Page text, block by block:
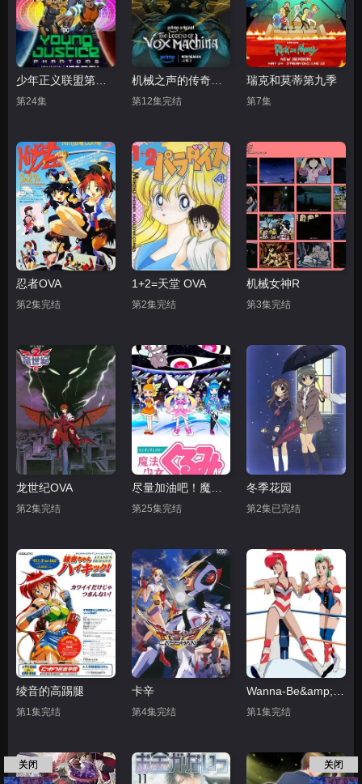
第24集
机械之声的传奇第四季
第12集完结
瑞克和莫蒂第九季
第7集
忍者OVA
第2集完结
1+2=天堂 OVA
第2集完结
机械女神R
第3集完结
龙世纪OVA
第2集完结 第25集完结
冬季花园
第2集已完结
绫音的高踢腿
第1集完结
卡辛
第4集完结 第1集完结
关闭 关闭